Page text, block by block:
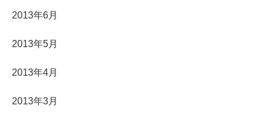
2013年6月
2013年5月
2013年4月
2013年3月